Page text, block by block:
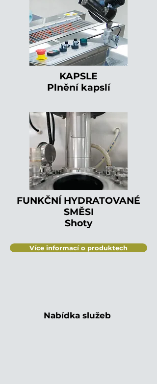
KAPSLE
Plnění kapslí
FUNKČNÍ HYDRATOVANÉ
SMĚSI
Shoty
Více informací o produktech
Nabídka služeb